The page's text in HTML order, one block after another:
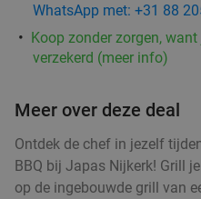
2-gangendiner à la
Morgen Ma Di Wo Do
Bregje Amersfoort
WhatsApp met: +31 88
Koop zonder zorgen,
verzekerd (meer info)
Meer over deze deal
Ontdek de chef in jezelf
BBQ bij Japas Nijkerk! Grill
op de ingebouwde grill van